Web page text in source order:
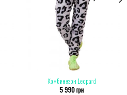
Комбинезон Leopard
5 990грн